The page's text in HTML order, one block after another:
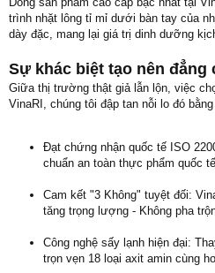
trình nhặt lông tỉ mỉ dưới bàn tay của
dày đặc, mang lại giá trị dinh dưỡng
Sự khác biệt tạo nên đẳng
Giữa thị trường thật giả lẫn lộn, việc
VinaRI, chúng tôi đập tan nỗi lo đó
Đạt chứng nhận quốc tế ISO
chuẩn an toàn thực phẩm quốc
Cam kết "3 Không" tuyệt đối:
tăng trọng lượng - Không pha
Công nghệ sấy lạnh hiện đại:
trọn vẹn 18 loại axit amin cùng